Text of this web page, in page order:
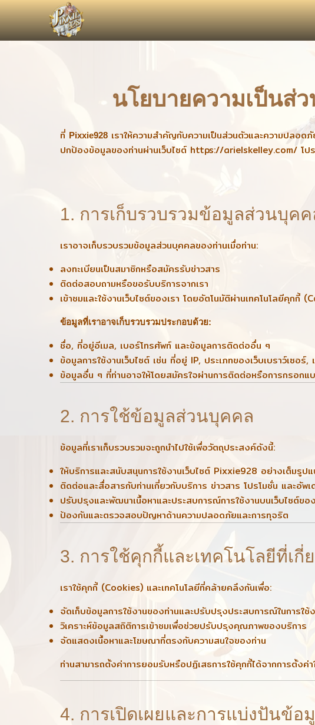
นโยบายความเป็นส่
ที่ Pixxie928 เราให้ความสำคัญกับความเป็นส่วนตัวและความปลอ
ปกป้องข้อมูลของท่านผ่านเว็บไซต์ https://arielskelley.com/ โป
1. การเก็บรวบรวมข้อมูลส่วนบุคค
เราอาจเก็บรวบรวมข้อมูลส่วนบุคคลของท่านเมื่อท่าน:
ลงทะเบียนเป็นสมาชิกหรือสมัครรับข่าวสาร
ติดต่อสอบถามหรือขอรับบริการจากเรา
เข้าชมและใช้งานเว็บไซต์ของเรา โดยอัตโนมัติผ่านเทคโนโลยีคุกกี้
ข้อมูลที่เราอาจเก็บรวบรวมประกอบด้วย:
ชื่อ, ที่อยู่อีเมล, เบอร์โทรศัพท์ และข้อมูลการติดต่ออื่น ๆ
ข้อมูลการใช้งานเว็บไซต์ เช่น ที่อยู่ IP, ประเภทของเว็บเบราว์เซอร์,
ข้อมูลอื่น ๆ ที่ท่านอาจให้โดยสมัครใจผ่านการติดต่อหรือการกรอกแ
2. การใช้ข้อมูลส่วนบุคคล
ข้อมูลที่เราเก็บรวบรวมจะถูกนำไปใช้เพื่อวัตถุประสงค์ดังนี้:
ให้บริการและสนับสนุนการใช้งานเว็บไซต์ Pixxie928 อย่างเต็มรูป
ติดต่อและสื่อสารกับท่านเกี่ยวกับบริการ ข่าวสาร โปรโมชั่น และอัพ
ปรับปรุงและพัฒนาเนื้อหาและประสบการณ์การใช้งานบนเว็บไซต์ขอ
ป้องกันและตรวจสอบปัญหาด้านความปลอดภัยและการทุจริต
3. การใช้คุกกี้และเทคโนโลยีที่เกี่
เราใช้คุกกี้ (Cookies) และเทคโนโลยีที่คล้ายคลึงกันเพื่อ:
จัดเก็บข้อมูลการใช้งานของท่านและปรับปรุงประสบการณ์ในการใช้
วิเคราะห์ข้อมูลสถิติการเข้าชมเพื่อช่วยปรับปรุงคุณภาพของบริการ
จัดแสดงเนื้อหาและโฆษณาที่ตรงกับความสนใจของท่าน
ท่านสามารถตั้งค่าการยอมรับหรือปฏิเสธการใช้คุกกี้ได้จากการตั้งค่า
4. การเปิดเผยและการแบ่งปันข้อ